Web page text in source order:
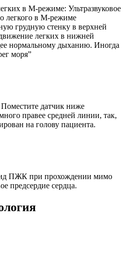
в М-режиме: Ультразвуковое
легкого в М-режиме
грудную стенку в верхней
легких в нижней
нормальному дыханию. Иногда
моря”
датчик ниже
правее средней линии, так,
на голову пациента.
ПЖК при прохождении мимо
предсердие сердца.